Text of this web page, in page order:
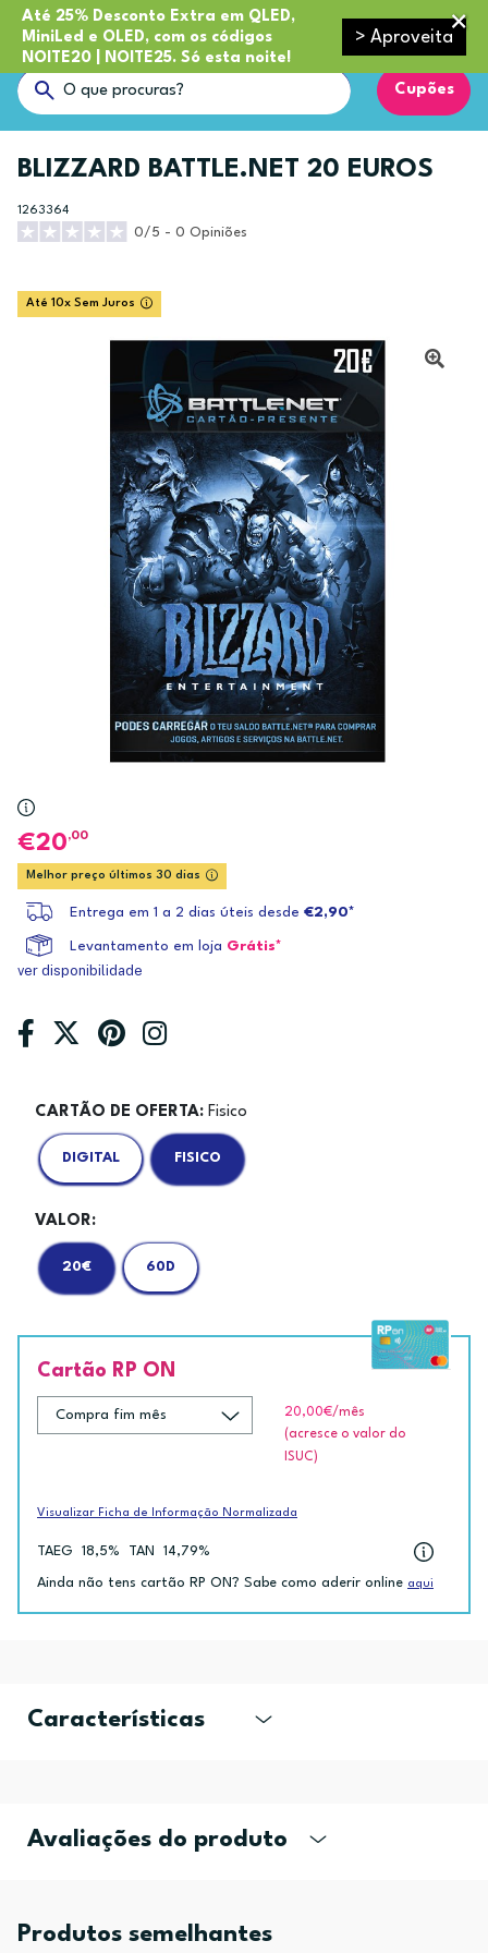
Até 25% Desconto Extra em QLED,
MiniLed e OLED, com os códigos
NOITE20 | NOITE25. Só esta noite!
> Aproveita
Cupões
BLIZZARD BATTLE.NET 20 EUROS
1263364
0/5 - 0 Opiniões
Até 10x Sem Juros
20,00
Melhor preço últimos 30 dias
Entrega em 1 a 2 dias úteis desde €2,90*
Levantamento em loja Grátis*
ver disponibilidade
CARTÃO DE OFERTA: Fisico
DIGITAL FISICO
VALOR:
20€ 60D
Cartão RP ON
20,00€/mês
(acresce o valor do
ISUC)
Visualizar Ficha de Informação Normalizada
TAEG 18,5% TAN 14,79%
Ainda não tens cartão RP ON? Sabe como aderir online aqui
Características
Avaliações do produto
Produtos semelhantes